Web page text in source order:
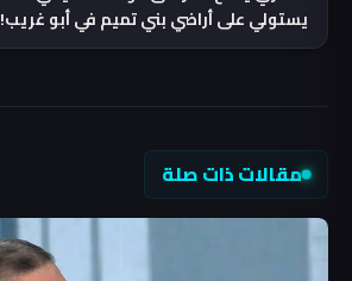
يستولي على أراضي بني تميم في أبو غريب!
مقالات ذات صلة